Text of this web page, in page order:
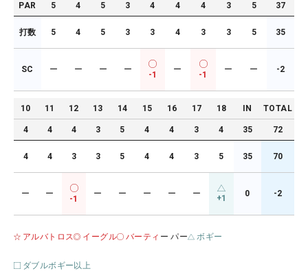
PAR 5 4 5 3 4 4 4 3 5 37
打数 5 4 5 3 3 4 3 3 5 35
SC ー ー ー ー
-1
ー
-1
ー ー -2
10 11 12 13 14 15 16 17 18 IN TOTAL
4 4 4 3 5 4 4 3 4 35 72
4 4 3 3 5 4 4 3 5 35 70
ー ー
-1
ー ー ー ー ー +1 0 -2
アルバトロス イーグル バーティ ー パー ボギー
ダブルボギー以上